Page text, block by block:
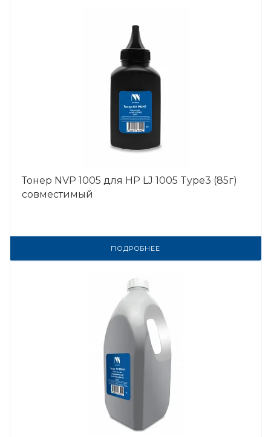
Тонер NVP 1005 для HP LJ 1005 Type3 (85г)
совместимый
ПОДРОБНЕЕ